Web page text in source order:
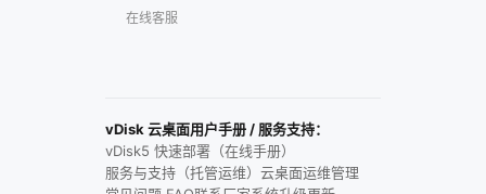
在线客服
vDisk 云桌面用户手册 / 服务支持：
vDisk5 快速部署（在线手册）
服务与支持（托管运维）云桌面运维管理